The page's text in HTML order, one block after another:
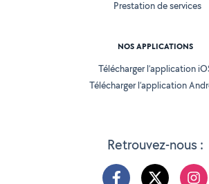
Retrouvez-nous :
Prestation de services
NOS APPLICATIONS
Télécharger l’application
Télécharger l’application